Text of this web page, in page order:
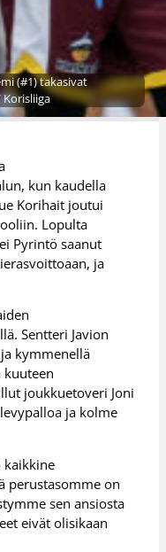
(#1) takasivat
kun kaudella
Korihait joutui
Lopulta
Pyrintö saanut
ja
Sentteri Javion
kymmenellä
joukkuetoveri Joni
ja kolme
kaikkine
perustasomme on
sen ansiosta
eivät olisikaan